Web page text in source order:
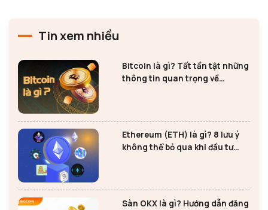
Tin xem nhiều
Bitcoin là gì? Tất tần tật những
thông tin quan trọng về
Ethereum (ETH) là gì? 8 lưu ý
không thể bỏ qua khi đầu tư
Sàn OKX là gì? Hướng dẫn đăng